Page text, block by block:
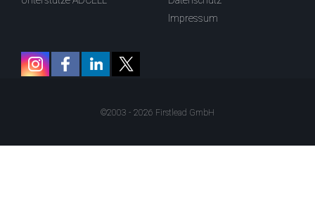
Impressum
©2003 - 2026 Firstlead GmbH